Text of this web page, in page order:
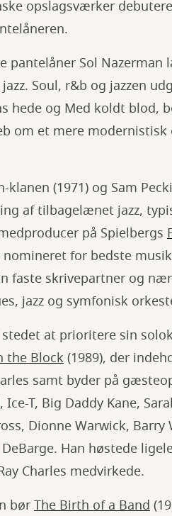
opslagsværker
pantelåner Sol Nazerman
Soul, r&b og jazzen
hede og Med koldt blod,
om et mere modernistisk
(1971) og Sam
af tilbagelænet jazz,
på Spielbergs
for bedste
faste skrivepartner og
jazz og symfonisk
at prioritere sin
the Block(1989), der
samt byder på
T, Big Daddy Kane,
Dionne Warwick, Barry
Han høstede
Charles medvirkede.
børThe Birth of a Band